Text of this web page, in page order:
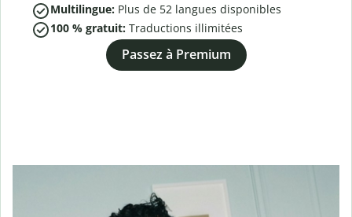
Multilingue: Plus de 52 langues disponibles
100 % gratuit: Traductions illimitées
Passez à Premium